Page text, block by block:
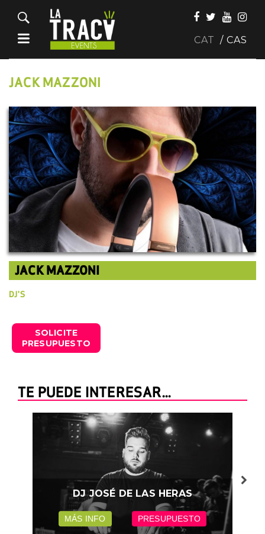
CAT CAS
JACK MAZZONI
JACK MAZZONI
DJ'S
SOLICITE
PRESUPUESTO
TE PUEDE INTERESAR...
DJ JOSÉ DE LAS HERAS
MÁS INFO PRESUPUESTO